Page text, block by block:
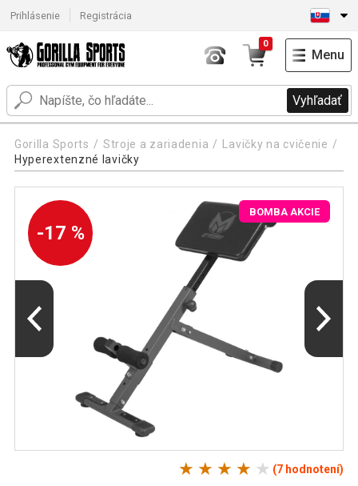
Prihlásenie Registrácia
Vyhľadať
0
Menu
Gorilla Sports Stroje a zariadenia
Lavičky na cvičenie
Hyperextenzné lavičky
-17 %
BOMBA AKCIE
(7 hodnotení)